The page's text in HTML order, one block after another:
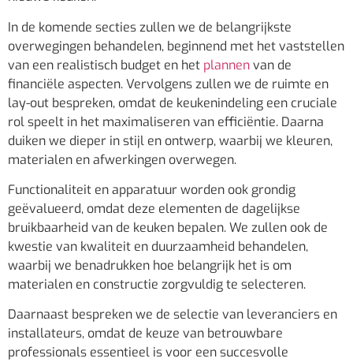
In de komende secties zullen we de belangrijkste
overwegingen behandelen, beginnend met het vaststellen
van een realistisch budget en het plannenvan de
financiële aspecten. Vervolgens zullen we de ruimte en
lay-out bespreken, omdat de keukenindeling een cruciale
rol speelt in het maximaliseren van efficiëntie. Daarna
duiken we dieper in stijl en ontwerp, waarbij we kleuren,
materialen en afwerkingen overwegen.
Functionaliteit en apparatuur worden ook grondig
geëvalueerd, omdat deze elementen de dagelijkse
bruikbaarheid van de keuken bepalen. We zullen ook de
kwestie van kwaliteit en duurzaamheid behandelen,
waarbij we benadrukken hoe belangrijk het is om
materialen en constructie zorgvuldig te selecteren.
Daarnaast bespreken we de selectie van leveranciers en
installateurs, omdat de keuze van betrouwbare
professionals essentieel is voor een succesvolle